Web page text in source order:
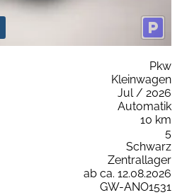
Pkw
Kleinwagen
Jul / 2026
Automatik
10 km
5
Schwarz
Zentrallager
ab ca. 12.08.2026
GW-ANO1531